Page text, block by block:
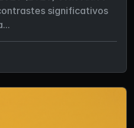
significativos